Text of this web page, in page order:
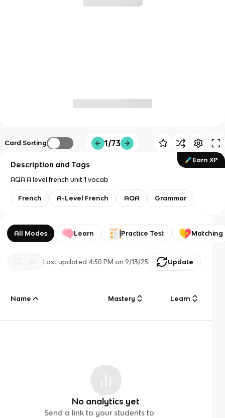
Card Sorting 1/73
Earn XP
Description and Tags
AQA A level french unit 1 vocab
French A-Level French AQA Grammar
All Modes Learn Practice Test Matching
Last updated 4:50 PM on 9/13/25 Update
Name Mastery Learn
No analytics yet
Send a link to your students to